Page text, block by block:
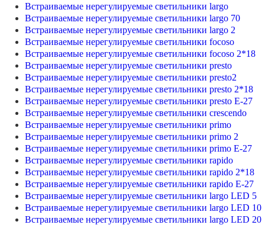
Встраиваемые нерегулируемые светильники largo
Встраиваемые нерегулируемые светильники largo 70
Встраиваемые нерегулируемые светильники largo 2
Встраиваемые нерегулируемые светильники focoso
Встраиваемые нерегулируемые светильники focoso 2*18
Встраиваемые нерегулируемые светильники presto
Встраиваемые нерегулируемые светильники presto2
Встраиваемые нерегулируемые светильники presto 2*18
Встраиваемые нерегулируемые светильники presto E-27
Встраиваемые нерегулируемые светильники crescendo
Встраиваемые нерегулируемые светильники primo
Встраиваемые нерегулируемые светильники primo 2
Встраиваемые нерегулируемые светильники primo E-27
Встраиваемые нерегулируемые светильники rapido
Встраиваемые нерегулируемые светильники rapido 2*18
Встраиваемые нерегулируемые светильники rapido E-27
Встраиваемые нерегулируемые светильники largo LED 5
Встраиваемые нерегулируемые светильники largo LED 10
Встраиваемые нерегулируемые светильники largo LED 20